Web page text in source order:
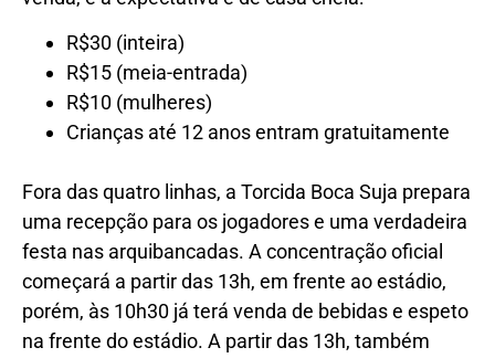
R$30 (inteira)
R$15 (meia-entrada)
R$10 (mulheres)
Crianças até 12 anos entram gratuitamente
Fora das quatro linhas, a Torcida Boca Suja prepara
uma recepção para os jogadores e uma verdadeira
festa nas arquibancadas. A concentração oficial
começará a partir das 13h, em frente ao estádio,
porém, às 10h30 já terá venda de bebidas e espeto
na frente do estádio. A partir das 13h, também